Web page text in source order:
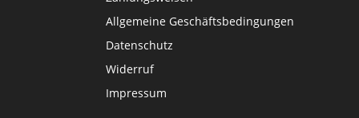
Allgemeine Geschäftsbedingungen
Datenschutz
Widerruf
Impressum